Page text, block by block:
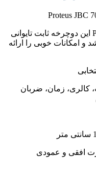
دوچرخه ثابت پروتئوس Proteus JBC 700 این دوچرخه ثابت تایوانی
و امکانات خوبی را ارائه
کالری، زمان، ضربان
افقی و عمودی